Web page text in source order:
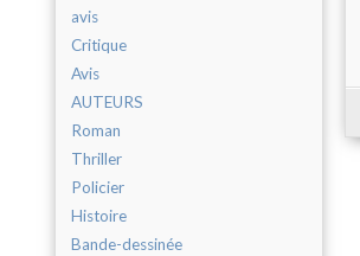
avis
Critique
Avis
AUTEURS
Roman
Thriller
Policier
Histoire
Bande-dessinée